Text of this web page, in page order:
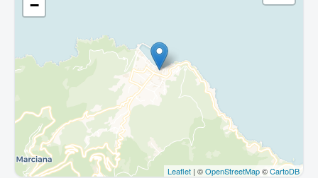
−
Leaflet | ©OpenStreetMap©CartoDB